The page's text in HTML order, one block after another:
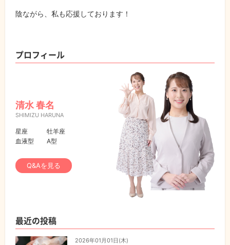
陰ながら、私も応援しております！
プロフィール
清水 春名
SHIMIZU HARUNA
星座
牡羊座
血液型
A型
Q&Aを見る
最近の投稿
2026年01月01日(木)